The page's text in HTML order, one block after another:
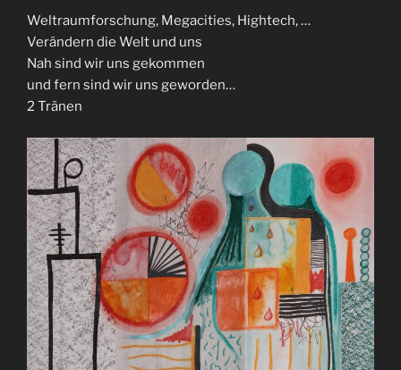
Weltraumforschung, Megacities, Hightech, …
Verändern die Welt und uns
Nah sind wir uns gekommen
und fern sind wir uns geworden…
2 Tränen